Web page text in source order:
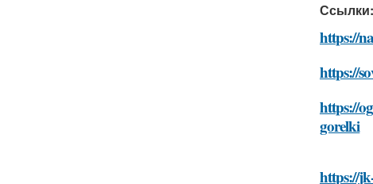
Ссылки:
https://
https://
https://
gorelki
https://